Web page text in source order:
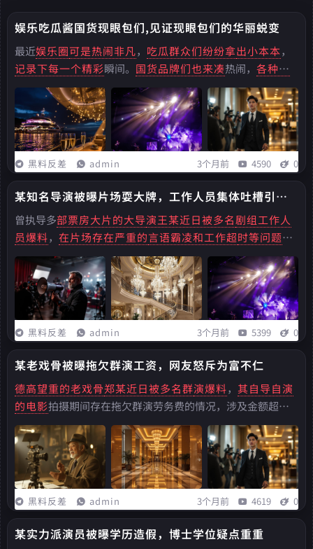
娱乐吃瓜酱国货现眼包们,见证现眼包们的华丽蜕变
最近娱乐圈可是热闹非凡， 吃瓜群众们纷纷拿出小本本，
记录下每一个精彩瞬间。 国货品牌们也来凑热闹， 各种现
眼包层出不穷，让人捧腹大笑 。 亲爱的读者们，你是否也
和我一样，对娱乐圈的八卦新闻充满了好奇？那些光鲜亮
丽的明星们，在镜头背后又有着怎样的故事呢？...
黑料反差 admin 3个月前 4590 0
某知名导演被曝片场耍大牌，工作人员集体吐槽引发
众怒
曾执导多部票房大片的大导演王某近日被多名剧组工作人
员爆料， 在片场存在严重的言语霸凌和工作超时等问题，
引发业内广泛关注。亲爱的读者们，你是否也和我一样，
对娱乐圈的八卦新闻充满了好奇？那些光鲜亮丽的明星
们，在镜头背后又有着怎样的故事呢？...
黑料反差 admin 3个月前 5399 0
某老戏骨被曝拖欠群演工资，网友怒斥为富不仁
德高望重的老戏骨郑某近日被多名群演爆料， 其自导自演
的电影拍摄期间存在拖欠群演劳务费的情况，涉及金额超过
五十万元。亲爱的读者们，你是否也和我一样，对娱乐圈的八
卦新闻充满了好奇？那些光鲜亮丽的明星们，在镜头背后又有
着怎样的故事呢？...
黑料反差 admin 3个月前 4619 0
某实力派演员被曝学历造假，博士学位疑点重重